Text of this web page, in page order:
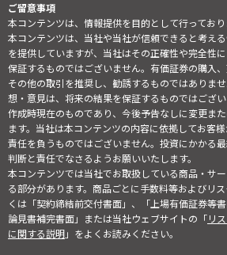
ご留意事項
本コンテンツは、情報提供を目的として行っており
本コンテンツは、当社や当社が信頼できると考え
を提供していますが、当社はその正確性や完全性
保証するものではございません。有価証券の購入、
その他の取引を推奨し、勧誘するものではありま
想・意見は、将来の結果を保証するものではござ
作成時現在のものであり、今後予告なしに変更ま
ます。当社は本コンテンツの内容に依拠してお客
責任を負うものではございません。投資にかかる
判断と責任でなさるようお願いいたします。
本コンテンツでは当社でお取扱している商品・サ
る部分があります。商品ごとに手数料等およびリ
くは「契約締結前交付書面」、「上場有価証券等
論見書補完書面」または当社ウェブサイトの「リ
に関する説明」をよくお読みください。